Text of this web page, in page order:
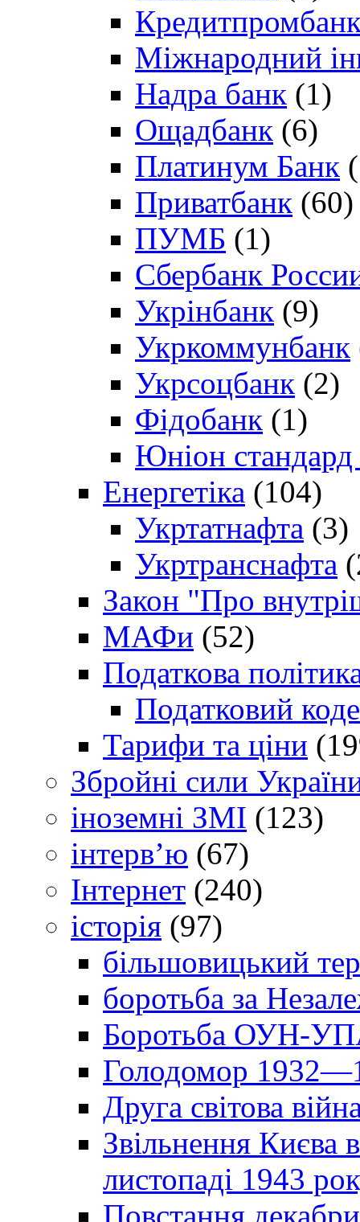
Міжнародний
Надра банк (1)
Ощадбанк (6)
Платинум Банк
Приватбанк (60)
ПУМБ (1)
Сбербанк
Укрінбанк (9)
Укркоммунбанк
Укрсоцбанк (2)
Фідобанк (1)
Юніон стандард
Енергетіка (104)
Укртатнафта (3)
Укртранснафта
Закон "Про
МАФи (52)
Податкова
Податковий
Тарифи та ціни
Збройні сили
іноземні ЗМІ (123)
інтерв’ю (67)
Інтернет (240)
історія (97)
більшовицький
боротьба за
Боротьба ОУН-УПА
Голодомор
Друга світова
Звільнення Києва
листопаді 1943
Повстання